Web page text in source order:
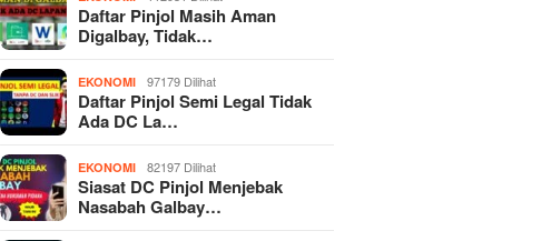
Daftar Pinjol Masih Aman
Digalbay, Tidak…
EKONOMI 97179 Dilihat
Daftar Pinjol Semi Legal Tidak
Ada DC La…
EKONOMI 82197 Dilihat
Siasat DC Pinjol Menjebak
Nasabah Galbay…